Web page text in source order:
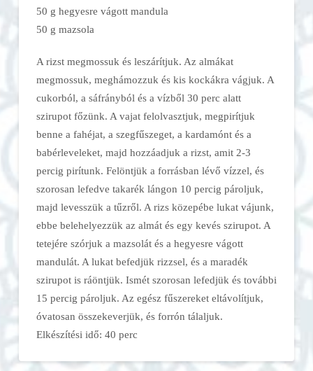
50 g hegyesre vágott mandula
50 g mazsola
A rizst megmossuk és leszárítjuk. Az almákat
megmossuk, meghámozzuk és kis kockákra vágjuk. A
cukorból, a sáfrányból és a vízből 30 perc alatt
szirupot főzünk. A vajat felolvasztjuk, megpirítjuk
benne a fahéjat, a szegfűszeget, a kardamónt és a
babérleveleket, majd hozzáadjuk a rizst, amit 2-3
percig pirítunk. Felöntjük a forrásban lévő vízzel, és
szorosan lefedve takarék lángon 10 percig pároljuk,
majd levesszük a tűzről. A rizs közepébe lukat vájunk,
ebbe belehelyezzük az almát és egy kevés szirupot. A
tetejére szórjuk a mazsolát és a hegyesre vágott
mandulát. A lukat befedjük rizzsel, és a maradék
szirupot is ráöntjük. Ismét szorosan lefedjük és további
15 percig pároljuk. Az egész fűszereket eltávolítjuk,
óvatosan összekeverjük, és forrón tálaljuk.
Elkészítési idő: 40 perc